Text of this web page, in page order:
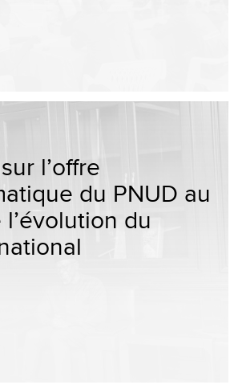
l’offre
du PNUD au
du